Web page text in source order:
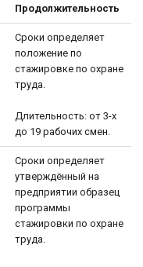
Продолжительность
Сроки определяет
положение по
стажировке по охране
труда.
Длительность: от 3-х
до 19 рабочих смен.
Сроки определяет
утверждённый на
предприятии образец
программы
стажировки по охране
труда.